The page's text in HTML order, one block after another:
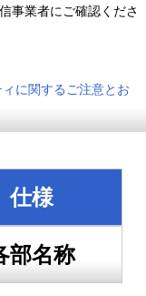
事業者にご確認くださ
に関するご注意とお
仕様
部名称